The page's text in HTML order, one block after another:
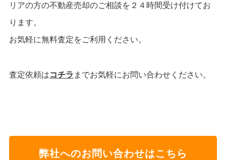
リアの方の不動産売却のご相談を２４時間受け付けてお
ります。
お気軽に無料査定をご利用ください。
査定依頼はコチラ までお気軽にお問い合わせください。
弊社へのお問い合わせはこちら